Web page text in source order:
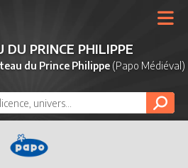
UNIVERS
LICENCES
NOUVEAUTÉS
AJOUTS
DU PRINCE PHILIPPE
du Prince Philippe(Papo Médiéval)